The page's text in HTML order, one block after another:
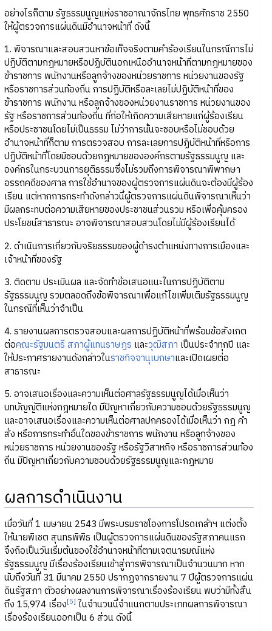
อย่างไรก็ตาม รัฐธรรมนูญแห่งราชอาณาจักรไทย พุทธศักราช 2550
ให้ผู้ตรวจการแผ่นดินมีอำนาจหน้าที่ ดังนี้
1. พิจารณาและสอบสวนหาข้อเท็จจริงตามคำร้องเรียนในกรณีการไม่
ปฏิบัติตามกฎหมายหรือปฏิบัตินอกเหนืออำนาจหน้าที่ตามกฎหมายของ
ข้าราชการ พนักงานหรือลูกจ้างของหน่วยราชการ หน่วยงานของรัฐ
หรือราชการส่วนท้องถิ่น การปฏิบัติหรือละเลยไม่ปฏิบัติหน้าที่ของ
ข้าราชการ พนักงาน หรือลูกจ้างของหน่วยงานราชการ หน่วยงานของ
รัฐ หรือราชการส่วนท้องถิ่น ที่ก่อให้เกิดความเสียหายแก่ผู้ร้องเรียน
หรือประชาชนโดยไม่เป็นธรรม ไม่ว่าการนั้นจะชอบหรือไม่ชอบด้วย
อำนาจหน้าที่ก็ตาม การตรวจสอบ การละเลยการปฏิบัติหน้าที่หรือการ
ปฏิบัติหน้าที่โดยมิชอบด้วยกฎหมายขององค์กรตามรัฐธรรมนูญ และ
องค์กรในกระบวนการยุติธรรมซึ่งไม่รวมถึงการพิจารณาพิพากษา
อรรถคดีของศาล การใช้อำนาจของผู้ตรวจการแผ่นดินจะต้องมีผู้ร้อง
เรียน แต่หากการกระทำดังกล่าวนี้ผู้ตรวจการแผ่นดินพิจารณาเห็นว่า
มีผลกระทบต่อความเสียหายของประชาชนส่วนรวม หรือเพื่อคุ้มครอง
ประโยชน์สาธารณะ อาจพิจารณาสอบสวนโดยไม่มีผู้ร้องเรียนได้
2. ดำเนินการเกี่ยวกับจริยธรรมของผู้ดำรงตำแหน่งทางการเมืองและ
เจ้าหน้าที่ของรัฐ
3. ติดตาม ประเมินผล และจัดทำข้อเสนอแนะในการปฏิบัติตาม
รัฐธรรมนูญ รวมตลอดถึงข้อพิจารณาเพื่อแก้ไขเพิ่มเติมรัฐธรรมนูญ
ในกรณีที่เห็นว่าจำเป็น
4. รายงานผลการตรวจสอบและผลการปฏิบัติหน้าที่พร้อมข้อสังเกต
ต่อคณะรัฐมนตรี สภาผู้แทนราษฎร และวุฒิสภา เป็นประจำทุกปี และ
ให้ประกาศรายงานดังกล่าวในราชกิจจานุเบกษาและเปิดเผยต่อ
สาธารณะ
5. อาจเสนอเรื่องและความเห็นต่อศาลรัฐธรรมนูญได้เมื่อเห็นว่า
บทบัญญัติแห่งกฎหมายใด มีปัญหาเกี่ยวกับความชอบด้วยรัฐธรรมนูญ
และอาจเสนอเรื่องและความเห็นต่อศาลปกครองได้เมื่อเห็นว่า กฎ คำ
สั่ง หรือการกระทำอื่นใดของข้าราชการ พนักงาน หรือลูกจ้างของ
หน่วยราชการ หน่วยงานของรัฐ หรือรัฐวิสาหกิจ หรือราชการส่วนท้อง
ถิ่น มีปัญหาเกี่ยวกับความชอบด้วยรัฐธรรมนูญและกฎหมาย
ผลการดำเนินงาน
เมื่อวันที่ 1 เมษายน 2543 มีพระบรมราชโองการโปรดเกล้าฯ แต่งตั้ง
ให้นายพิเชต สุนทรพิพิธ เป็นผู้ตรวจการแผ่นดินของรัฐสภาคนแรก
จึงถือเป็นวันเริ่มต้นของใช้อำนาจหน้าที่ตามเจตนารมณ์แห่ง
รัฐธรรมนูญ มีเรื่องร้องเรียนเข้าสู่การพิจารณาเป็นจำนวนมาก หาก
นับถึงวันที่ 31 มีนาคม 2550 ปรากฏจากรายงาน 7 ปีผู้ตรวจการแผ่น
ดินรัฐสภา ตัวอย่างผลงานการพิจารณาเรื่องร้องเรียน พบว่ามีทั้งสิ้น
ถึง 15,974 เรื่อง[5] ในจำนวนนี้จำแนกตามประเภทผลการพิจารณา
เรื่องร้องเรียนออกเป็น 6 ส่วน ดังนี้